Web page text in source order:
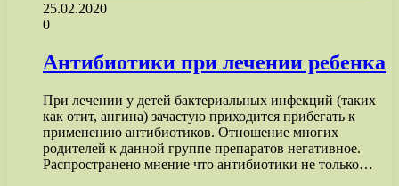
25.02.2020
0
Антибиотики при лечении ребенка
При лечении у детей бактериальных инфекций (таких
как отит, ангина) зачастую приходится прибегать к
применению антибиотиков. Отношение многих
родителей к данной группе препаратов негативное.
Распространено мнение что антибиотики не только…